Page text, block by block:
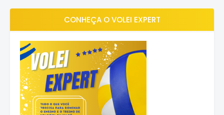
CONHEÇA O VOLEI EXPERT